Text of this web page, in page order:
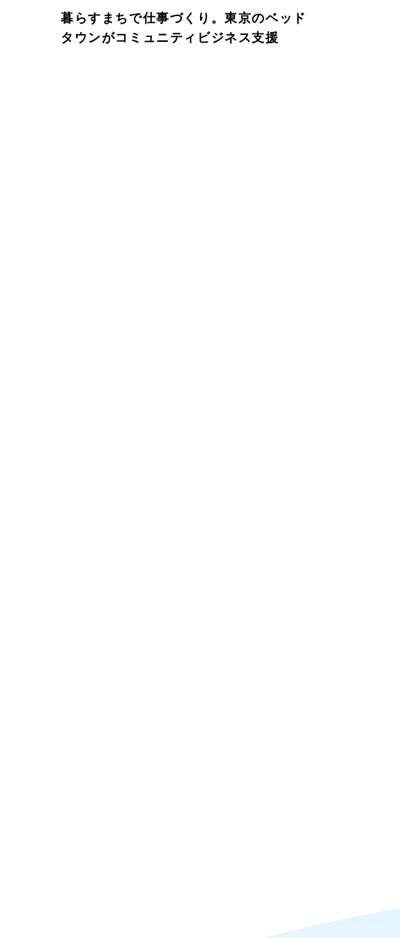
暮らすまちで仕事づくり。東京のベッド
タウンがコミュニティビジネス支援